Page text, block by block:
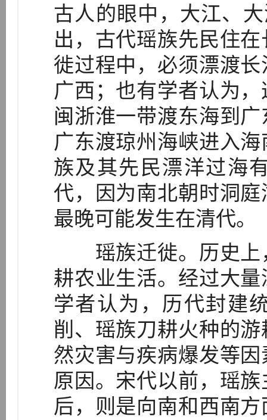
古人的眼中，大江、
出，古代瑶族先民住
徙过程中，必须漂渡
广西；也有学者认为
闽浙淮一带渡东海到
广东渡琼州海峡进入
族及其先民漂洋过海
代，因为南北朝时洞
最晚可能发生在清代。
瑶族迁徙。历史上
耕农业生活。经过大
学者认为，历代封建
削、瑶族刀耕火种的
然灾害与疾病爆发等
原因。宋代以前，瑶
后，则是向南和西南